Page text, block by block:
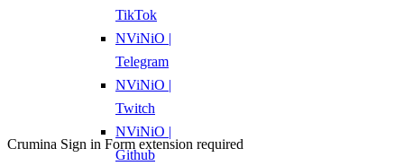
Crumina Sign in Form extension required
TikTok
NViNiO |
Telegram
NViNiO |
Twitch
NViNiO |
Github